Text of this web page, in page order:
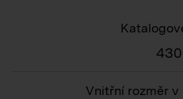
Vnitřní rozměr v